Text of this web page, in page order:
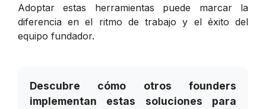
Adoptar estas herramientas puede marcar la
diferencia en el ritmo de trabajo y el éxito del
equipo fundador.
Descubre cómo otros founders
implementan estas soluciones para